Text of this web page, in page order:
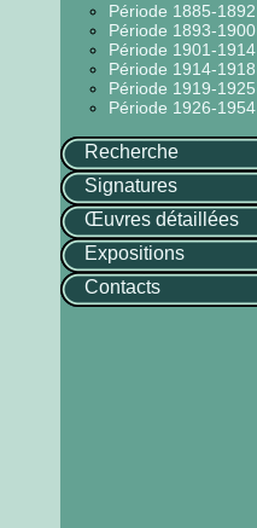
Période 1885-1892
Période 1893-1900
Période 1901-1914
Période 1914-1918
Période 1919-1925
Période 1926-1954
Recherche
Signatures
Œuvres détaillées
Expositions
Contacts